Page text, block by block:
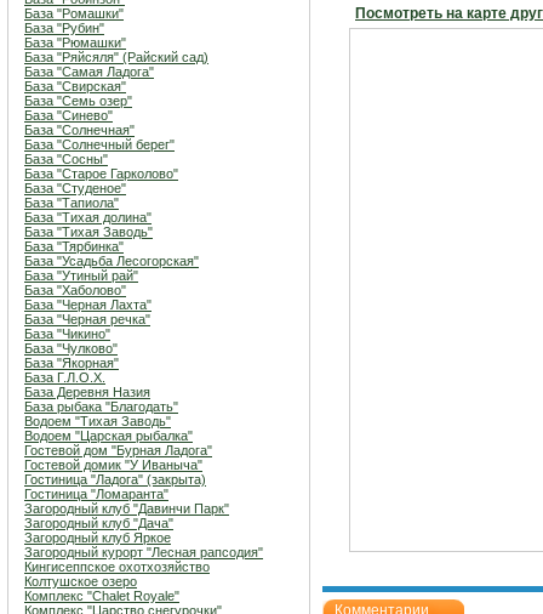
База "Ромашки"
База "Рубин"
База "Рюмашки"
База "Ряйсяля" (Райский сад)
База "Самая Ладога"
База "Свирская"
База "Семь озер"
База "Синево"
База "Солнечная"
База "Солнечный берег"
База "Сосны"
База "Старое Гарколово"
База "Студеное"
База "Тапиола"
База "Тихая долина"
База "Тихая Заводь"
База "Тярбинка"
База "Усадьба Лесогорская"
База "Утиный рай"
База "Хаболово"
База "Черная Лахта"
База "Черная речка"
База "Чикино"
База "Чулково"
База "Якорная"
База Г.Л.О.Х.
База Деревня Назия
База рыбака "Благодать"
Водоем "Тихая Заводь"
Водоем "Царская рыбалка"
Гостевой дом "Бурная Ладога"
Гостевой домик "У Иваныча"
Гостиница "Ладога" (закрыта)
Гостиница "Ломаранта"
Загородный клуб "Давинчи Парк"
Загородный клуб "Дача"
Загородный клуб Яркое
Загородный курорт "Лесная рапсодия"
Кингисеппское охотхозяйство
Колтушское озеро
Комплекс "Chalet Royale"
Комплекс "Царство снегурочки"
Посмотреть на карте
Комментарии